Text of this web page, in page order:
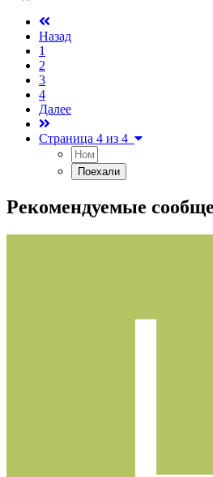
Назад
1
2
3
4
Далее
Страница 4 из 4
Рекомендуемые